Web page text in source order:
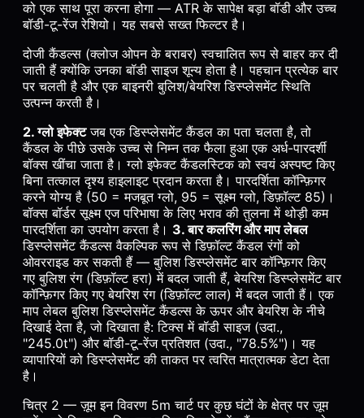
को एक साथ पूरा करना होगा — ATR के सापेक्ष बड़ा बॉडी और उच्च
बॉडी-टू-रेंज रेशियो। यह सबसे सख्त फिल्टर है।
दोजी कैंडल्स (क्लोज ओपन के बराबर) स्वचालित रूप से बाहर कर दी
जाती हैं क्योंकि उनका बॉडी साइज शून्य होता है। पहचान प्रत्येक बार
पर चलती है और एक बाइनरी बुलिश/बेयरिश डिस्प्लेसमेंट स्थिति
उत्पन्न करती है।
2. ग्लो इफेक्टजब एक डिस्प्लेसमेंट कैंडल का पता चलता है, तो
कैंडल के पीछे उसके उच्च से निम्न तक फैला हुआ एक अर्ध-पारदर्शी
बॉक्स खींचा जाता है। ग्लो इफेक्ट कैंडलस्टिक को स्वयं अस्पष्ट किए
बिना तत्काल दृश्य हाइलाइट प्रदान करता है। पारदर्शिता कॉन्फ़िगर
करने योग्य है (50 = मजबूत ग्लो, 95 = सूक्ष्म ग्लो, डिफ़ॉल्ट 85)।
बॉक्स बॉर्डर सूक्ष्म एज परिभाषा के लिए भराव की तुलना में थोड़ी कम
पारदर्शिता का उपयोग करता है। 3. बार कलरिंग और माप लेबल
डिस्प्लेसमेंट कैंडल्स वैकल्पिक रूप से डिफ़ॉल्ट कैंडल रंगों को
ओवरराइड कर सकती हैं — बुलिश डिस्प्लेसमेंट बार कॉन्फ़िगर किए
गए बुलिश रंग (डिफ़ॉल्ट हरा) में बदल जाती हैं, बेयरिश डिस्प्लेसमेंट बार
कॉन्फ़िगर किए गए बेयरिश रंग (डिफ़ॉल्ट लाल) में बदल जाती हैं। एक
माप लेबल बुलिश डिस्प्लेसमेंट कैंडल्स के ऊपर और बेयरिश के नीचे
दिखाई देता है, जो दिखाता है: टिक्स में बॉडी साइज (उदा.,
"245.0t") और बॉडी-टू-रेंज प्रतिशत (उदा., "78.5%")। यह
व्यापारियों को डिस्प्लेसमेंट की ताकत पर त्वरित मात्रात्मक डेटा देता
है।
चित्र 2 — ज़ूम इन विवरण 5m चार्ट पर कुछ घंटों के क्षेत्र पर ज़ूम